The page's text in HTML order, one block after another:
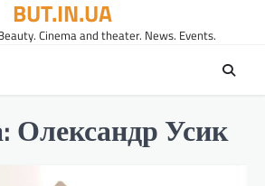
BUT.IN.UA
Cinema and theater. News. Events.
Олександр Усик